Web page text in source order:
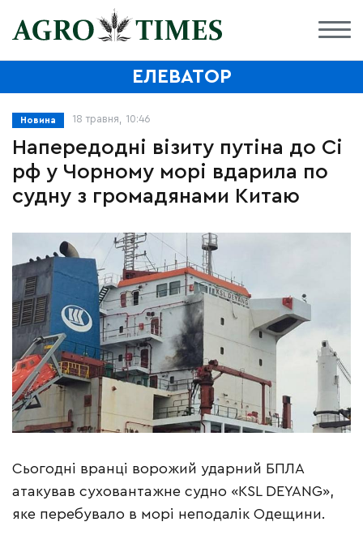
ЕЛЕВАТОР
Новина 18 травня, 10:46
Напередодні візиту путіна до Сі
рф у Чорному морі вдарила по
судну з громадянами Китаю
Сьогодні вранці ворожий ударний БПЛА
атакував суховантажне судно «KSL DEYANG»,
яке перебувало в морі неподалік Одещини.